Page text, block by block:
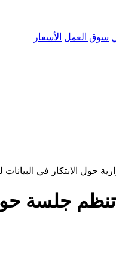
سوق العمل الأسعار
حول الابتكار في
تنظم جلسة